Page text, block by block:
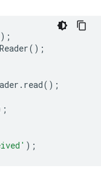
);
();
. read();
);